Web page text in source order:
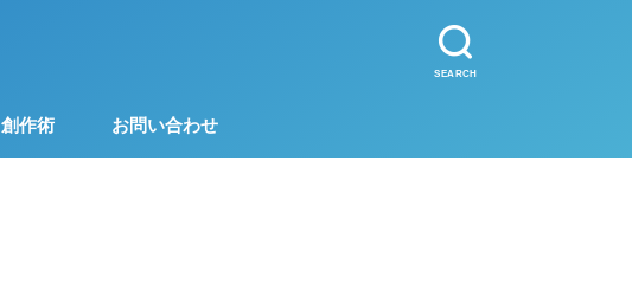
SEARCH
創作術 お問い合わせ